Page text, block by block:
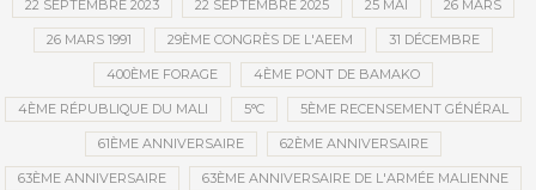
22 SEPTEMBRE 2023 22 SEPTEMBRE 2025 25 MAI 26 MARS
26 MARS 1991 29ÈME CONGRÈS DE L'AEEM 31 DÉCEMBRE
400ÈME FORAGE 4ÈME PONT DE BAMAKO
4ÈME RÉPUBLIQUE DU MALI 5°C 5ÈME RECENSEMENT GÉNÉRAL
61ÈME ANNIVERSAIRE 62ÈME ANNIVERSAIRE
63ÈME ANNIVERSAIRE 63ÈME ANNIVERSAIRE DE L'ARMÉE MALIENNE